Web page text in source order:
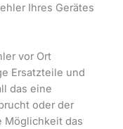
Ihres Gerätes
vor Ort
Ersatzteile und
das eine
oder der
Möglichkeit das